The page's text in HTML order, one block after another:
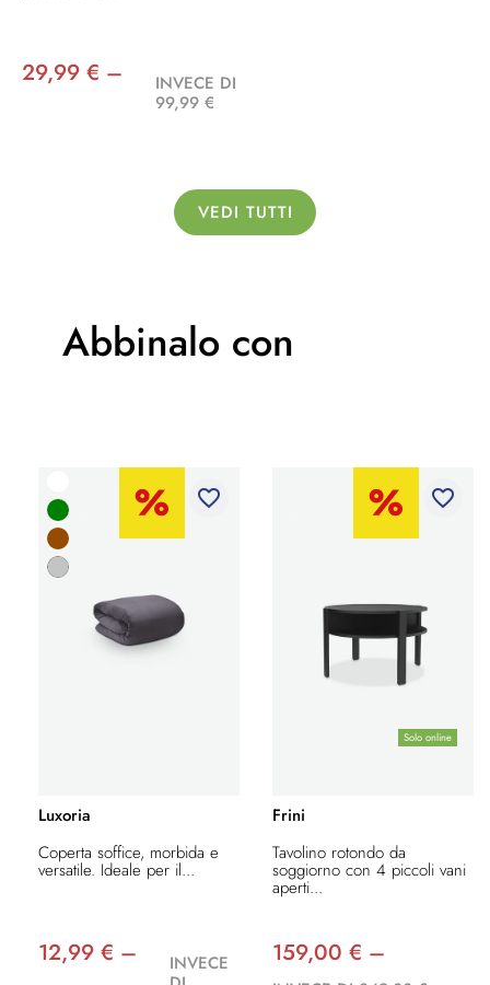
29,99 € –
INVECE DI
99,99 €
VEDI TUTTI
Abbinalo con
favorite_border
Luxoria
Coperta soffice, morbida e
versatile. Ideale per il...
12,99 € –
INVECE
Solo online
favorite_border
Frini
Tavolino rotondo da
soggiorno con 4 piccoli vani
aperti...
159,00 € –